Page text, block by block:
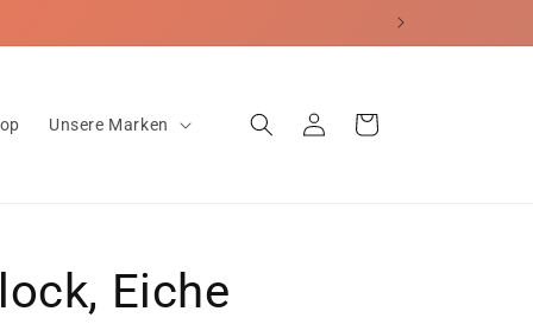
Unsere Marken EinloggenWarenkorb
Eiche